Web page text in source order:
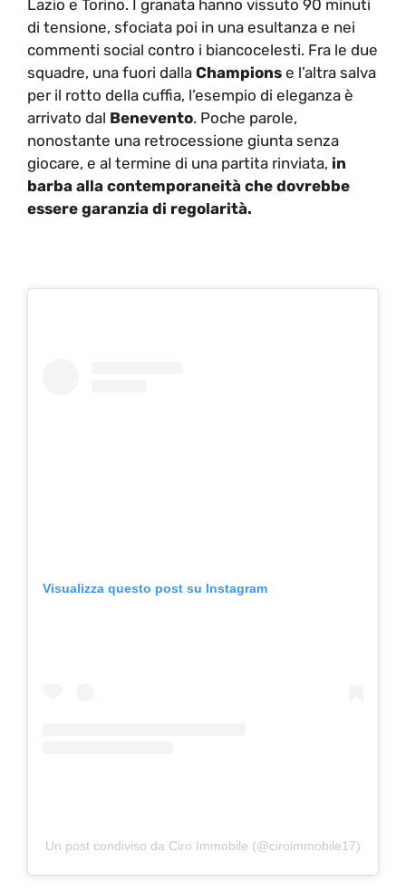
Lazio e Torino. I granata hanno vissuto 90 minuti
di tensione, sfociata poi in una esultanza e nei
commenti social contro i biancocelesti. Fra le due
squadre, una fuori dalla Champions e l’altra salva
per il rotto della cuffia, l’esempio di eleganza è
arrivato dal Benevento. Poche parole,
nonostante una retrocessione giunta senza
giocare, e al termine di una partita rinviata, in
barba alla contemporaneità che dovrebbe
essere garanzia di regolarità.
Visualizza questo post su Instagram
Un post condiviso da Ciro Immobile (@ciroimmobile17)